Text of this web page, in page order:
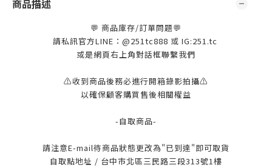
商品描述
💬 商品庫存/訂單問題💬
請私訊官方LINE：@251tc888 或 IG:251.tc
或是網頁右上角對話框聯繫我們
⚠️收到商品後務必進行開箱錄影拍攝⚠️
以確保顧客購買售後相關權益
-自取商品-
請注意E-mail待商品狀態更改為"已到達"即可取貨
自取點地址 / 台中市北區三民路三段313號1樓